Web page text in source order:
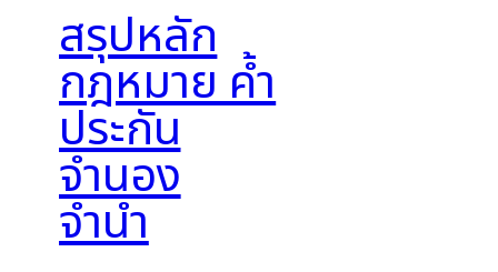
สรุปหลัก
กฎหมาย ค้ำ
ประกัน
จำนอง
จำนำ